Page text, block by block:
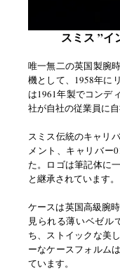
スミス ”イ
唯一無二の英国製腕
機として、1958年に
は1961年製でコンデ
社が自社の従業員に
スミス伝統のキャリ
メント、キャリバー
た。ロゴは筆記体に
と継承されています。
ケースは英国高級腕
見られる薄いベゼル
ち、ストイックな美
ーなケースフォルム
ています。